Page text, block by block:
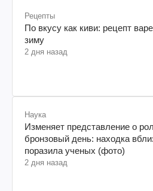
Рецепты
По вкусу как киви: рецепт
зиму
2 дня назад
Наука
Изменяет представление о
бронзовый день: находка
поразила ученых (фото)
2 дня назад